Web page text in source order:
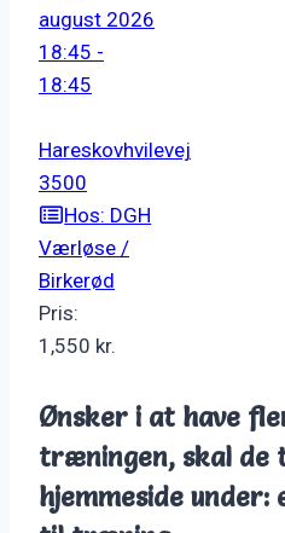
august 2026
18:45 -
18:45
Hareskovhvilevej
3500
Hos: DGH
Værløse /
Birkerød
Pris:
1,550 kr.
Ønsker i at have
træningen, skal de
hjemmeside